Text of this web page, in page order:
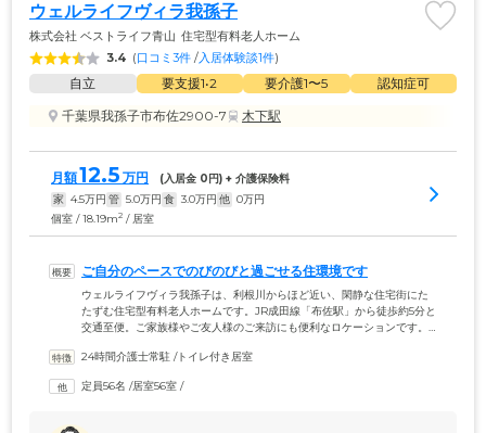
ウェルライフヴィラ我孫子
株式会社 ベストライフ青山 住宅型有料老人ホーム
3.4 (口コミ3件 /入居体験談1件)
自立 要支援1•2 要介護1〜5
認知症可
千葉県我孫子市布佐2900-7
木下駅
月額12.5 万円 (入居金 0円) + 介護保険料
家 4.5万円 管 5.0万円 食 3.0万円 他 0万円
個室 / 18.19m2 / 居室
ご自分のペースでのびのびと過ごせる住環境です
ウェルライフヴィラ我孫子は、利根川からほど近い、閑静な住宅街にた
たずむ住宅型有料老人ホームです。JR成田線「布佐駅」から徒歩約5分と
交通至便。ご家族様やご友人様のご来訪にも便利なロケーションです。
た方まで、幅広くご入居いただけます。スタッフが24時間常駐。ご入居
ビスを自由に選択可能です。また、ご入居者様のお部屋は、トイレ・洗
24時間介護士常駐 /トイレ付き居室
定員56名 /居室56室 /